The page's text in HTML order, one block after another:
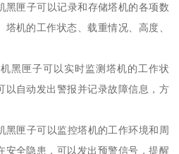
黑匣子可以记录和存储塔机的各项数
机的工作状态、载重情况、高度、
黑匣子可以实时监测塔机的工作状
以自动发出警报并记录故障信息，方
黑匣子可以监控塔机的工作环境和周
安全隐患，可以发出预警信号，提醒